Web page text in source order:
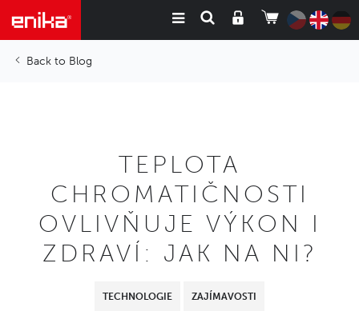
Blog
TEPLOTA
CHROMATIČNOSTI
OVLIVŇUJE VÝKON I
ZDRAVÍ: JAK NA NI?
TECHNOLOGIE ZAJÍMAVOSTI